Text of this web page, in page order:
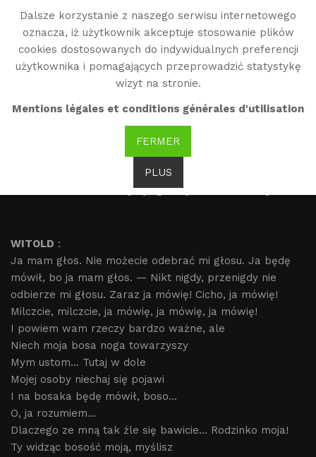
Dalsze korzystanie z naszego serwisu internetowego
oznacza, iż użytkownik akceptuje stosowanie plików
cookies dostosowanych do indywidualnych preferencji
użytkownika i pomagających przeprowadzić statystykę
wizyt na stronie.
Mentions légales et conditions générales d'utilisation
FERMER
PLUS
Witold Gombrowicz
Fragment
« Coś się popsuło między mną i światem.
Świat mi się wymknął
Mnie nie lubi, ani ja jego - jakaś niechęć »
WITOLD :
Ja mam głos. Nie możecie odebrać mi głosu. Ja będę
mówił, bo ja mam głos. — Nikt nigdy, przenigdy nie
odbierze mi głosu. Zaraz ja mówię! Cicho, ja mówię!
Milczcie, milczcie, ja mówię, ja mówię, ja mówię!
I powiem wam rzeczy bardzo ważne, ale
Niech moja bosa noga towarzyszy
Mym ustom... Tutaj w dole
Mojej osoby niechaj się pojawi
I na bosaka będę mówił, boso...
O, ja rozumiem...
Dlaczego ze mną tak źle się bawicie... Rodzinko moja!
Ty widząc bosość moją, myślisz